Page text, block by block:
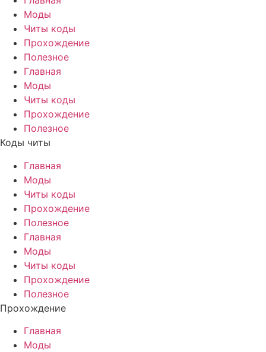
Моды
Читы коды
Прохождение
Полезное
Главная
Моды
Читы коды
Прохождение
Полезное
Коды читы
Главная
Моды
Читы коды
Прохождение
Полезное
Главная
Моды
Читы коды
Прохождение
Полезное
Прохождение
Главная
Моды